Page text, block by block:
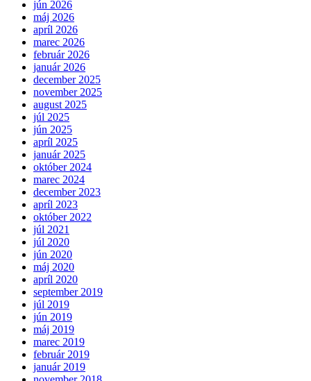
jún 2026
máj 2026
apríl 2026
marec 2026
február 2026
január 2026
december 2025
november 2025
august 2025
júl 2025
jún 2025
apríl 2025
január 2025
október 2024
marec 2024
december 2023
apríl 2023
október 2022
júl 2021
júl 2020
jún 2020
máj 2020
apríl 2020
september 2019
júl 2019
jún 2019
máj 2019
marec 2019
február 2019
január 2019